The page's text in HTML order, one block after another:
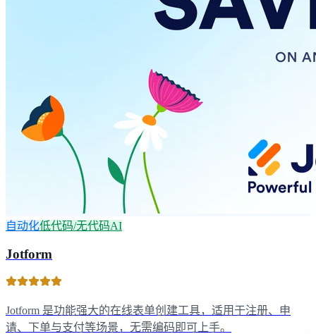
自动化低代码/无代码AI
Jotform
Jotform 是功能强大的在线表单创建工具，适用于注册、申
请、下单与支付等场景，无需编码即可上手。